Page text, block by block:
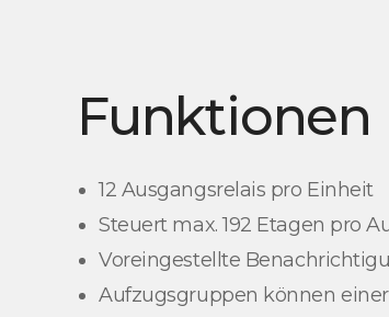
Funktionen
12 Ausgangsrelais pro Einheit
Steuert max. 192 Etagen pro
Voreingestellte
Aufzugsgruppen können